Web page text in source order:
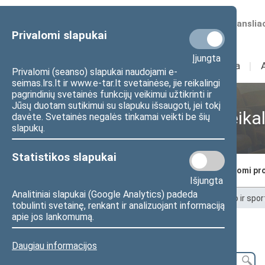
Privalomi slapukai
Įjungta
Privalomi (seanso) slapukai naudojami e-
seimas.lrs.lt ir www.e-tar.lt svetainėse, jie reikalingi
pagrindinių svetainės funkcijų veikimui užtikrinti ir
Jūsų duotam sutikimui su slapuku išsaugoti, jei tokį
davėte. Svetainės negalės tinkamai veikti be šių
slapukų.
Statistikos slapukai
Išjungta
Analitiniai slapukai (Google Analytics) padeda
tobulinti svetainę, renkant ir analizuojant informaciją
apie jos lankomumą.
Daugiau informacijos
Numatomos
Sudėtis Veikla I
Jaunimo ir sporto
Posėdžiai Svarstomi
Pradžia>Komitetai ir komisijos> Jaunimo ir